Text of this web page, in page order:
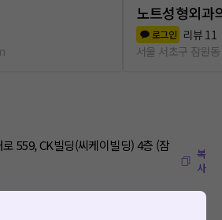
노트성형외과
로그인 리뷰 11
서울 서초구 잠원동
559, CK빌딩(씨케이빌딩) 4층 (잠
복
사